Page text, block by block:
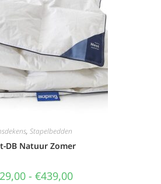
, Stapelbedden
DB Natuur Zomer
- €439,00